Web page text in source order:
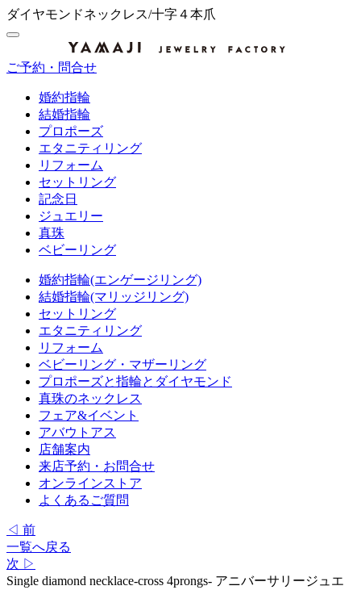
ダイヤモンドネックレス/十字４本爪
ご予約・問合せ
婚約指輪
結婚指輪
プロポーズ
エタニティリング
リフォーム
セットリング
記念日
ジュエリー
真珠
ベビーリング
婚約指輪(エンゲージリング)
結婚指輪(マリッジリング)
セットリング
エタニティリング
リフォーム
ベビーリング・マザーリング
プロポーズと指輪とダイヤモンド
真珠のネックレス
フェア&イベント
アバウトアス
店舗案内
来店予約・お問合せ
オンラインストア
よくあるご質問
◁ 前
一覧へ戻る
次 ▷
Single diamond necklace-cross 4prongs- アニバーサリージュエ